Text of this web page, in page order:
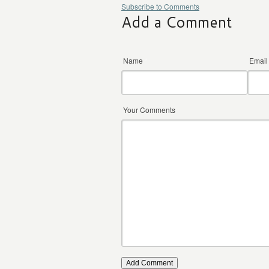
Subscribe to Comments
Add a Comment
Name Email
Your Comments